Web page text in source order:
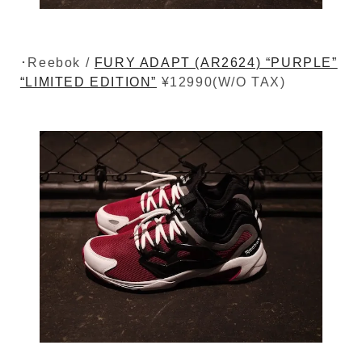
･Reebok / FURY ADAPT (AR2624) “PURPLE”
“LIMITED EDITION” ¥12990(W/O TAX)